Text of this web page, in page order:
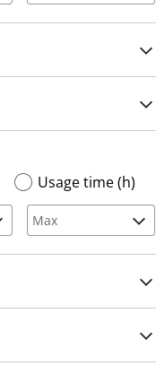
Usage time (h)